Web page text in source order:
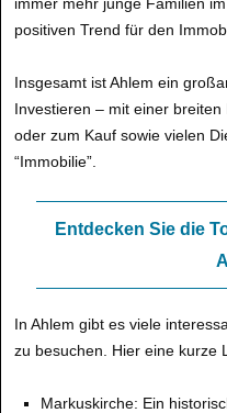
positiven Trend für den
Insgesamt ist Ahlem ein
Investieren – mit einer
oder zum Kauf sowie vielen
“Immobilie”.
Entdecken Sie die
In Ahlem gibt es viele
zu besuchen. Hier eine kurze
Markuskirche: Ein